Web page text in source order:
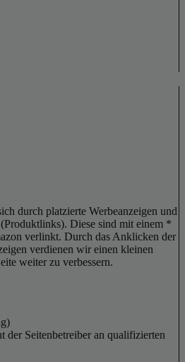
durch platzierte Werbeanzeigen und
Diese sind mit einem *
verlinkt. Durch das Anklicken der
verdienen wir einen kleinen
weiter zu verbessern.
der Seitenbetreiber an qualifizierten